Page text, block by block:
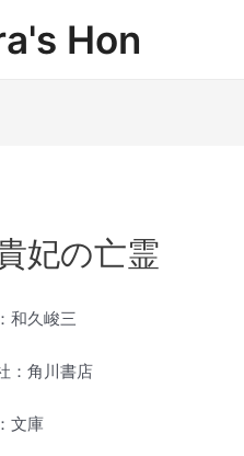
Hon
妃の亡霊
和久峻三
：角川書店
文庫